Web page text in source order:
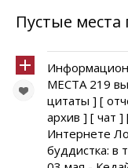
Пустые
МЕСТА 219
цитаты ] [
архив ] [ чат
Интернете
буддистка: